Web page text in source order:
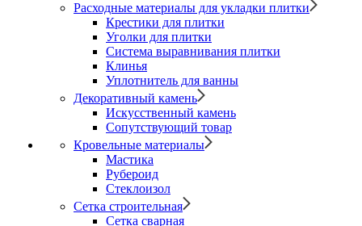
Расходные материалы для укладки плитки
Крестики для плитки
Уголки для плитки
Система выравнивания плитки
Клинья
Уплотнитель для ванны
Декоративный камень
Искусственный камень
Сопутствующий товар
Кровельные материалы
Мастика
Рубероид
Стеклоизол
Сетка строительная
Сетка сварная